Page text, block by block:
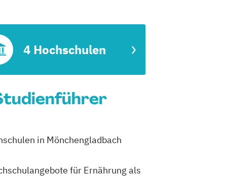
4 Hochschulen
in Mönchengladbach
für Ernährung als